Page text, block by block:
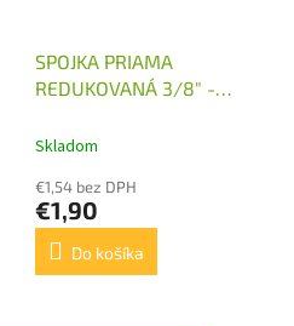
SPOJKA PRIAMA
REDUKOVANÁ 3/8" -
Skladom
€1,54 bez DPH
€1,90
Do košíka